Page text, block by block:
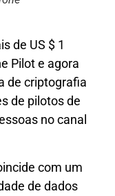
de US $ 1
Pilot e agora
de criptografia
de pilotos de
no canal
com um
de dados